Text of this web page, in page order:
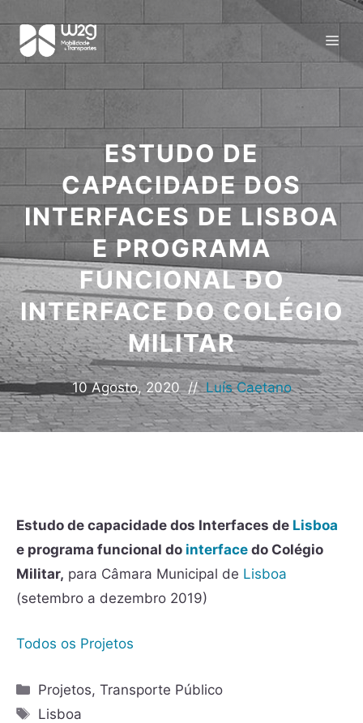
ESTUDO DE
CAPACIDADE DOS
INTERFACES DE LISBOA
E PROGRAMA
FUNCIONAL DO
INTERFACE DO COLÉGIO
MILITAR
10 Agosto, 2020 // Luís Caetano
Estudo de capacidade dos Interfaces de Lisboa
e programa funcional do interface do Colégio
Militar, para Câmara Municipal de Lisboa
(setembro a dezembro 2019)
Todos os Projetos
Projetos,Transporte Público
Lisboa